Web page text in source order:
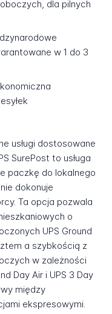
dla pilnych
w 1 do 3
usługi dostosowane
SurePost to usługa
paczkę do lokalnego
dokonuje
Ta opcja pozwala
o
UPS Ground
a szybkością z
w zależności
Day Air i UPS 3 Day
między
ekspresowymi.